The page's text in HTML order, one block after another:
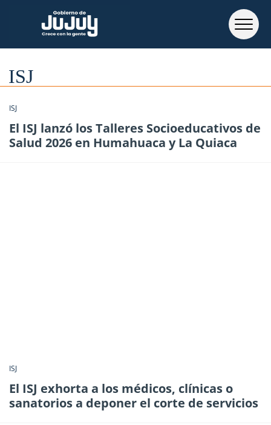
ISJ
ISJ
El ISJ lanzó los Talleres Socioeducativos de
Salud 2026 en Humahuaca y La Quiaca
ISJ
El ISJ exhorta a los médicos, clínicas o
sanatorios a deponer el corte de servicios